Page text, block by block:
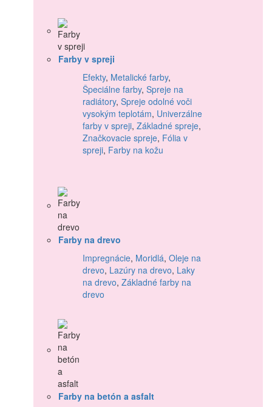
Farby v spreji
Efekty, Metalické farby,
Špeciálne farby, Spreje na
radiátory, Spreje odolné voči
vysokým teplotám, Univerzálne
farby v spreji, Základné spreje,
Značkovacie spreje, Fólia v
spreji, Farby na kožu
Farby na drevo
Impregnácie, Moridlá, Oleje na
drevo, Lazúry na drevo, Laky
na drevo, Základné farby na
drevo
Farby na betón a asfalt